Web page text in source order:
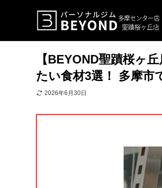
【BEYOND聖蹟桜ヶ
たい食材3選！ 多摩市
2026年6月30日